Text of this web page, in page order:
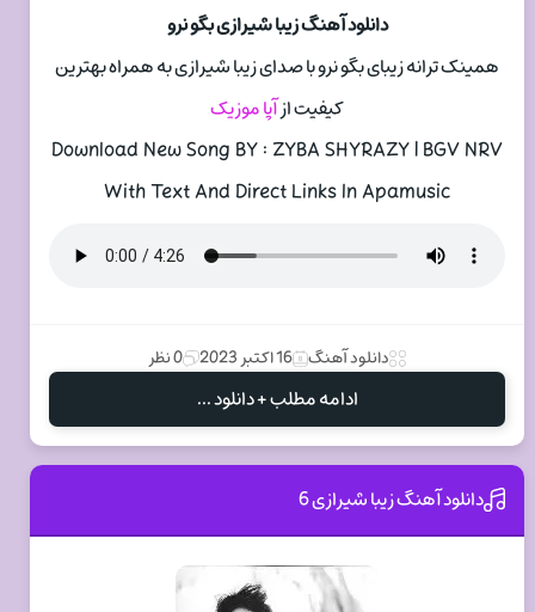
دانلود آهنگ زیبا شیرازی بگو نرو
همینک ترانه زیبای بگو نرو با صدای زیبا شیرازی به همراه بهترین
کیفیت ازآپا موزیک
Download New Song BY : ZYBA SHYRAZY | BGV NRV
With Text And Direct Links In Apamusic
دانلود آهنگ 16 اکتبر 2023 0 نظر
ادامه مطلب + دانلود ...
دانلود آهنگ زیبا شیرازی 6